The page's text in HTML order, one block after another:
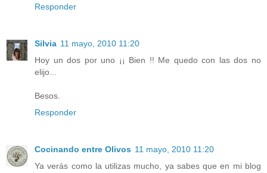
Responder
Silvia 11 mayo, 2010 11:20
Hoy un dos por uno ¡¡ Bien !! Me quedo con las dos no
elijo...
Besos.
Responder
Cocinando entre Olivos 11 mayo, 2010 11:20
Ya verás como la utilizas mucho, ya sabes que en mi blog